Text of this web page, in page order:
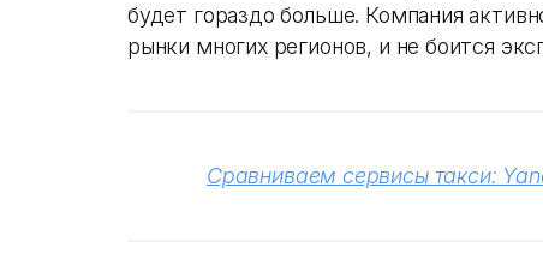
будет гораздо больше. Компания
рынки многих регионов, и не боится
Сравниваем сервисы такси: